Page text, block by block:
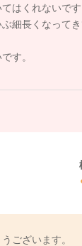
はくれないです
細長くなって
す。
ございます。